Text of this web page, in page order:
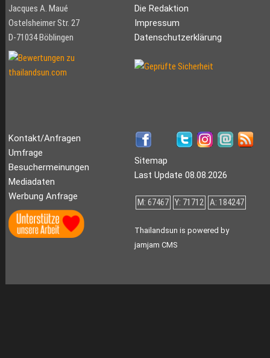
Jacques A. Maué
Ostelsheimer Str. 27
D-71034 Böblingen
Die Redaktion
Impressum
Datenschutzerklärung
Kontakt/Anfragen
Umfrage
Besuchermeinungen
Mediadaten
Werbung Anfrage
Sitemap
Last Update 08.08.2026
M: 67467 Y: 71712 A: 184247
Thailandsun is powered by
jamjam CMS